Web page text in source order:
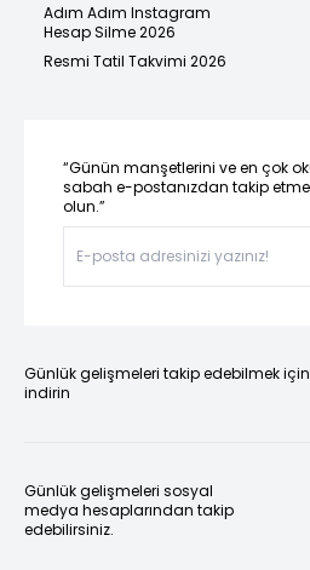
Adım Adım Instagram
Hesap Silme 2026
Resmi Tatil Takvimi 2026
“Günün manşetlerini ve en çok
sabah e-postanızdan takip
olun.”
Günlük gelişmeleri takip edebilmek
indirin
Günlük gelişmeleri sosyal
medya hesaplarından takip
edebilirsiniz.